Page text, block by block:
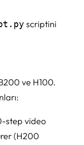
scriptini
ve H100.
step video
(H200